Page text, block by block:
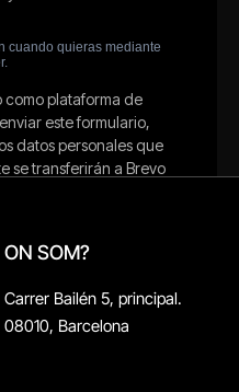
ON SOM?
Carrer Bailén 5, principal.
08010, Barcelona